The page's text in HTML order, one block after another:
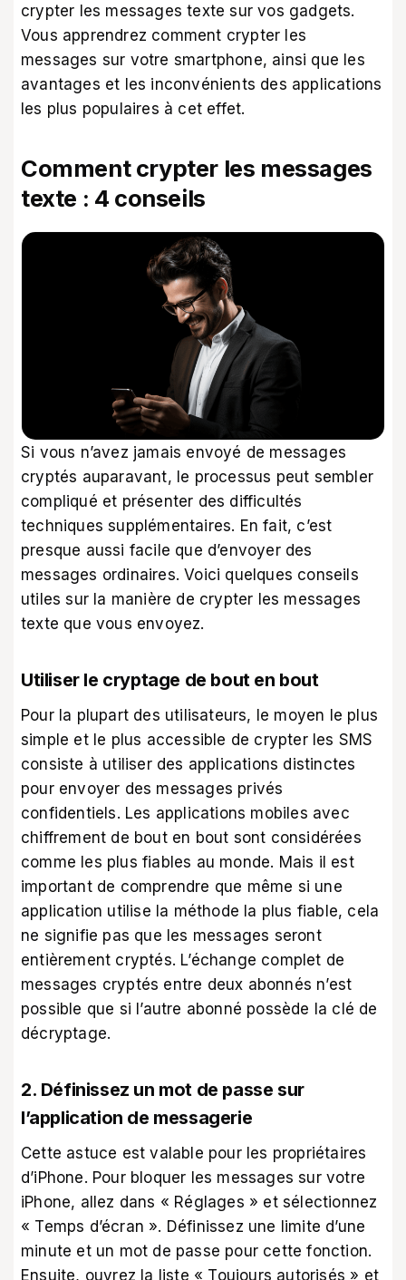
crypter les messages texte sur vos gadgets.
Vous apprendrez comment crypter les
messages sur votre smartphone, ainsi que les
avantages et les inconvénients des applications
les plus populaires à cet effet.
Comment crypter les messages
texte : 4 conseils
Si vous n’avez jamais envoyé de messages
cryptés auparavant, le processus peut sembler
compliqué et présenter des difficultés
techniques supplémentaires. En fait, c’est
presque aussi facile que d’envoyer des
messages ordinaires. Voici quelques conseils
utiles sur la manière de crypter les messages
texte que vous envoyez.
Utiliser le cryptage de bout en bout
Pour la plupart des utilisateurs, le moyen le plus
simple et le plus accessible de crypter les SMS
consiste à utiliser des applications distinctes
pour envoyer des messages privés
confidentiels. Les applications mobiles avec
chiffrement de bout en bout sont considérées
comme les plus fiables au monde. Mais il est
important de comprendre que même si une
application utilise la méthode la plus fiable, cela
ne signifie pas que les messages seront
entièrement cryptés. L’échange complet de
messages cryptés entre deux abonnés n’est
possible que si l’autre abonné possède la clé de
décryptage.
2. Définissez un mot de passe sur
l’application de messagerie
Cette astuce est valable pour les propriétaires
d’iPhone. Pour bloquer les messages sur votre
iPhone, allez dans « Réglages » et sélectionnez
« Temps d’écran ». Définissez une limite d’une
minute et un mot de passe pour cette fonction.
Ensuite, ouvrez la liste « Toujours autorisés » et